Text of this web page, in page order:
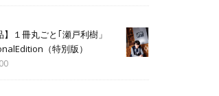
】１冊丸ごと｢瀬戸利樹」
（特別版）